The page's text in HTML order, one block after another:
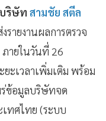
บริษัท สามชัย สตีล
งรายงานผลการตรวจ
ายในวันที่ 26
ะเวลาเพิ่มเติม พร้อม
ข้อมูลบริษัทจด
ทศไทย (ระบบ